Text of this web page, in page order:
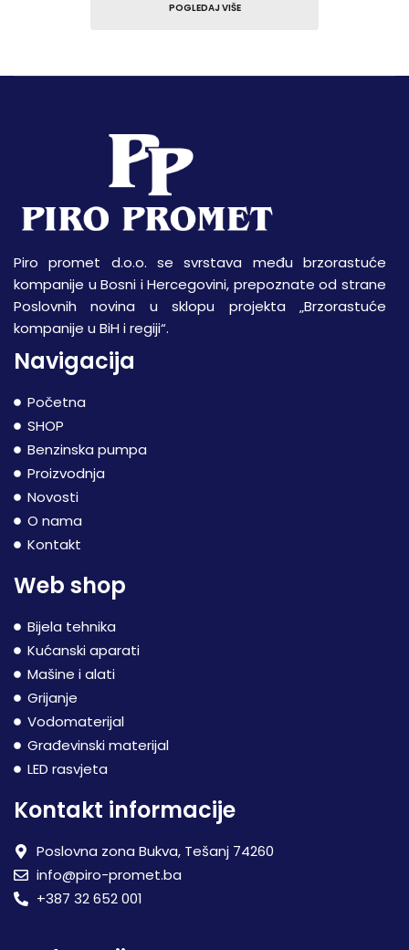
POGLEDAJ VIŠE
Piro promet d.o.o. se svrstava među brzorastuće
kompanije u Bosni i Hercegovini, prepoznate od strane
Poslovnih novina u sklopu projekta „Brzorastuće
kompanije u BiH i regiji“.
Navigacija
Početna
SHOP
Benzinska pumpa
Proizvodnja
Novosti
O nama
Kontakt
Web shop
Bijela tehnika
Kućanski aparati
Mašine i alati
Grijanje
Vodomaterijal
Građevinski materijal
LED rasvjeta
Kontakt informacije
Poslovna zona Bukva, Tešanj 74260
info@piro-promet.ba
+387 32 652 001